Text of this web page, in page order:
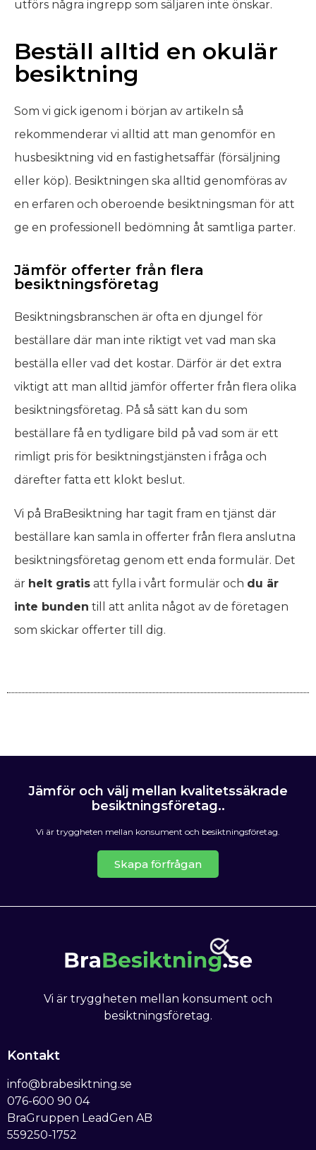
utförs några ingrepp som säljaren inte önskar.
Beställ alltid en okulär
besiktning
Som vi gick igenom i början av artikeln så
rekommenderar vi alltid att man genomför en
husbesiktning vid en fastighetsaffär (försäljning
eller köp). Besiktningen ska alltid genomföras av
en erfaren och oberoende besiktningsman för att
ge en professionell bedömning åt samtliga parter.
Jämför offerter från flera
besiktningsföretag
Besiktningsbranschen är ofta en djungel för
beställare där man inte riktigt vet vad man ska
beställa eller vad det kostar. Därför är det extra
viktigt att man alltid jämför offerter från flera olika
besiktningsföretag. På så sätt kan du som
beställare få en tydligare bild på vad som är ett
rimligt pris för besiktningstjänsten i fråga och
därefter fatta ett klokt beslut.
Vi på BraBesiktning har tagit fram en tjänst där
beställare kan samla in offerter från flera anslutna
besiktningsföretag genom ett enda formulär. Det
är helt gratis att fylla i vårt formulär och du är
inte bunden till att anlita något av de företagen
som skickar offerter till dig.
Jämför och välj mellan kvalitetssäkrade
besiktningsföretag..
Vi är tryggheten mellan konsument och besiktningsföretag.
Skapa förfrågan
Kontakt
info@brabesiktning.se
076-600 90 04
BraGruppen LeadGen AB
559250-1752
Vi är tryggheten mellan konsument och
besiktningsföretag.